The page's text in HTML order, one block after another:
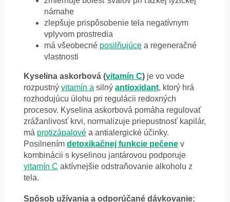
námahe
zlepšuje prispôsobenie tela negatívnym
vplyvom prostredia
má všeobecné posilňujúce a regeneračné
vlastnosti
Kyselina askorbová (vitamín C) je vo vode
rozpustný vitamín a silný antioxidant, ktorý hrá
rozhodujúcu úlohu pri regulácii redoxných
procesov. Kyselina askorbová pomáha regulovať
zrážanlivosť krvi, normalizuje priepustnosť kapilár,
má protizápalové a antialergické účinky.
Posilnením detoxikačnej funkcie pečene v
kombinácii s kyselinou jantárovou podporuje
vitamín C aktívnejšie odstraňovanie alkoholu z
tela.
Spôsob užívania a odporúčané dávkovanie: